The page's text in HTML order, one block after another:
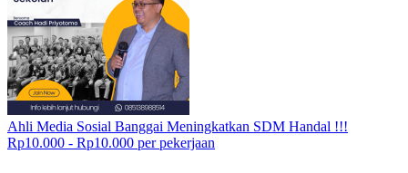
Ahli Media Sosial Banggai Meningkatkan SDM Handal !!!
Rp10.000 - Rp10.000 per pekerjaan